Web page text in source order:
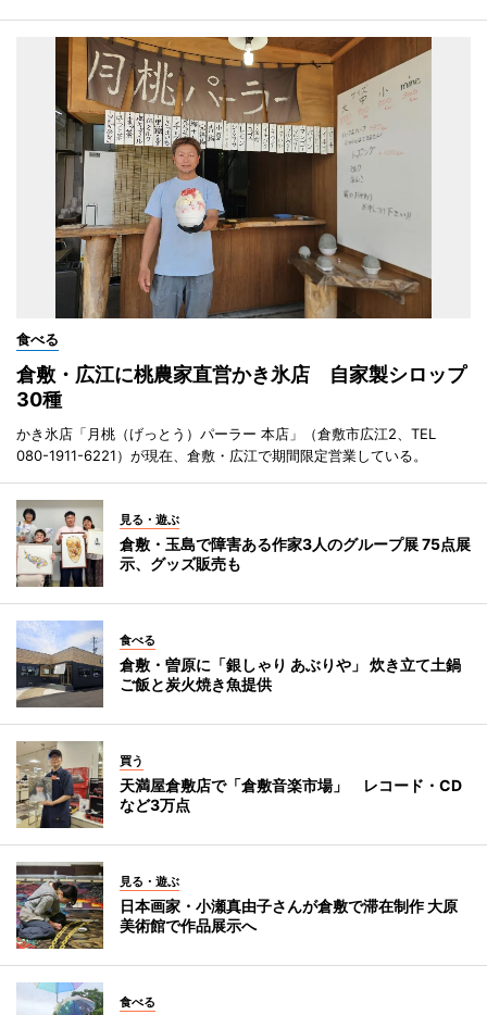
食べる
倉敷・広江に桃農家直営かき氷店 自家製シロップ
30種
かき氷店「月桃（げっとう）パーラー 本店」（倉敷市広江2、TEL
080-1911-6221）が現在、倉敷・広江で期間限定営業している。
見る・遊ぶ
倉敷・玉島で障害ある作家3人のグループ展 75点展
示、グッズ販売も
食べる
倉敷・曽原に「銀しゃり あぶりや」 炊き立て土鍋
ご飯と炭火焼き魚提供
買う
天満屋倉敷店で「倉敷音楽市場」 レコード・CD
など3万点
見る・遊ぶ
日本画家・小瀬真由子さんが倉敷で滞在制作 大原
美術館で作品展示へ
食べる